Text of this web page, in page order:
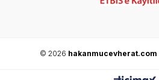
© 2026 hakanmucevherat.com